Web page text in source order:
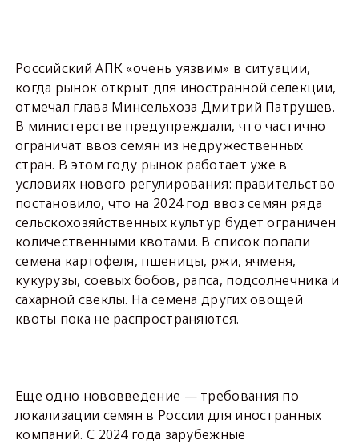
Российский АПК «очень уязвим» в ситуации,
когда рынок открыт для иностранной селекции,
отмечал глава Минсельхоза Дмитрий Патрушев.
В министерстве предупреждали, что частично
ограничат ввоз семян из недружественных
стран. В этом году рынок работает уже в
условиях нового регулирования: правительство
постановило, что на 2024 год ввоз семян ряда
сельскохозяйственных культур будет ограничен
количественными квотами. В список попали
семена картофеля, пшеницы, ржи, ячменя,
кукурузы, соевых бобов, рапса, подсолнечника и
сахарной свеклы. На семена других овощей
квоты пока не распространяются.
Еще одно нововведение — требования по
локализации семян в России для иностранных
компаний. С 2024 года зарубежные